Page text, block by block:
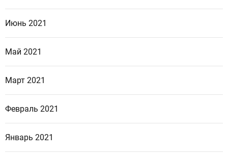
Июнь 2021
Май 2021
Март 2021
Февраль 2021
Январь 2021